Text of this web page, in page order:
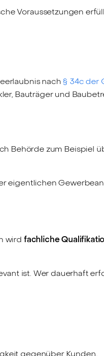
Voraussetzungen
nach § 34c der
Bauträger und
Behörde zum Beispiel
eigentlichen
wird fachliche
ist. Wer dauerhaft
gegenüber Kunden.